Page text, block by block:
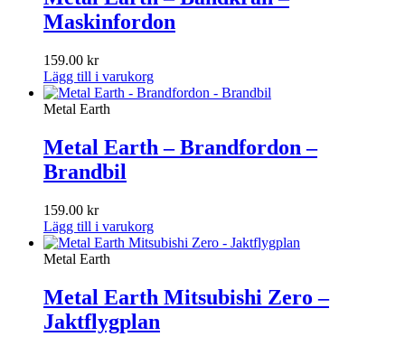
Maskinfordon
159.00 kr
Lägg till i varukorg
Metal Earth
Metal Earth – Brandfordon –
Brandbil
159.00 kr
Lägg till i varukorg
Metal Earth
Metal Earth Mitsubishi Zero –
Jaktflygplan